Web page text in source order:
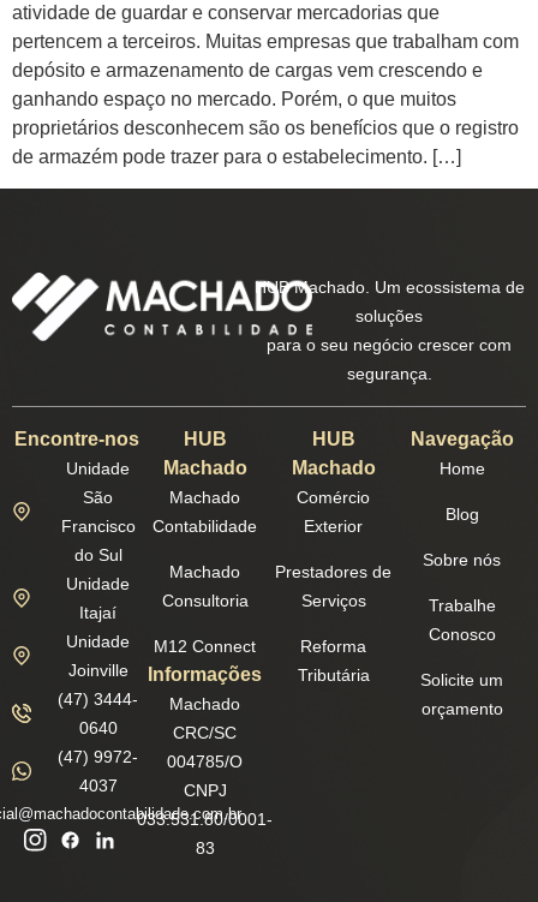
atividade de guardar e conservar mercadorias que
pertencem a terceiros. Muitas empresas que trabalham com
depósito e armazenamento de cargas vem crescendo e
ganhando espaço no mercado. Porém, o que muitos
proprietários desconhecem são os benefícios que o registro
de armazém pode trazer para o estabelecimento. […]
HUB Machado. Um ecossistema de
soluções
para o seu negócio crescer com
segurança.
Encontre-nos
Unidade
São
Francisco
do Sul
Unidade
Itajaí
Unidade
Joinville
(47) 3444-
0640
(47) 9972-
4037
HUB
Machado
Machado
Contabilidade
Machado
Consultoria
M12 Connect
Informações
Machado
CRC/SC
004785/O
CNPJ
033.531.80/0001-
83
HUB
Machado
Comércio
Exterior
Prestadores de
Serviços
Reforma
Tributária
Navegação
Home
Blog
Sobre nós
Trabalhe
Conosco
Solicite um
orçamento